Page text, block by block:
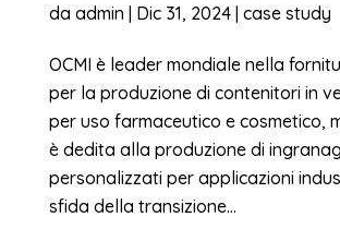
da admin | Dic 31, 2024| case study
OCMI è leader mondiale nella
per la produzione di contenitori in
per uso farmaceutico e cosmetico,
è dedita alla produzione di
personalizzati per applicazioni
sfida della transizione...